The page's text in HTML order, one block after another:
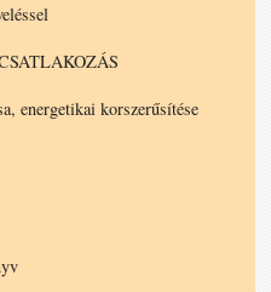
energetikai korszerűsítése